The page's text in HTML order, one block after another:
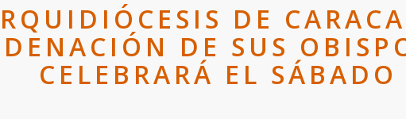
DE
DE SUS
CELEBRARÁ EL